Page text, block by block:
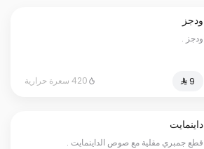
ودجز
ودجز .
420 سعرة حرارية
داينمايت
قطع جمبري مقلية مع صوص الداينمايت .